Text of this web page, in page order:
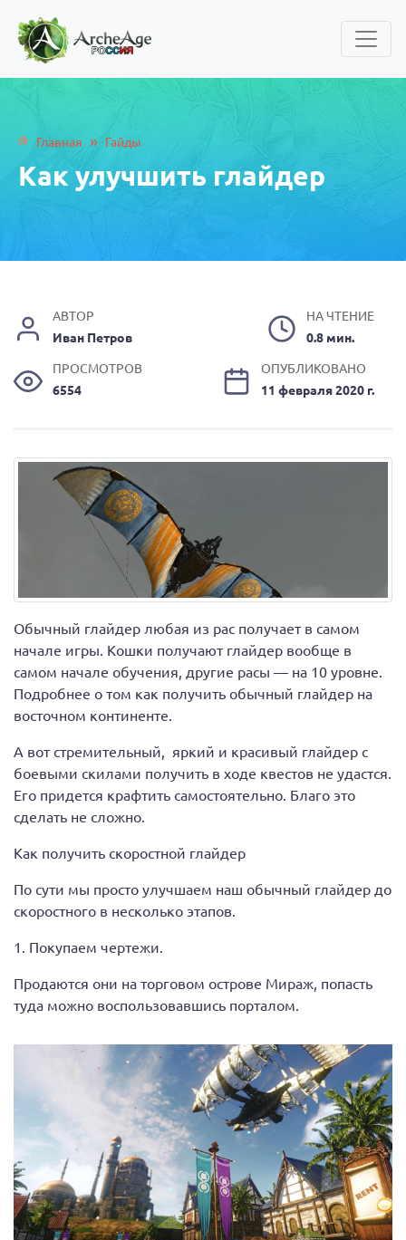
Главная » Гайды
Как улучшить глайдер
АВТОР
Иван Петров
НА ЧТЕНИЕ
0.8 мин.
ПРОСМОТРОВ
6554
ОПУБЛИКОВАНО
11 февраля 2020 г.
Обычный глайдер любая из рас получает в самом
начале игры. Кошки получают глайдер вообще в
самом начале обучения, другие расы — на 10 уровне.
Подробнее о том как получить обычный глайдер на
восточном континенте.
А вот стремительный, яркий и красивый глайдер с
боевыми скилами получить в ходе квестов не удастся.
Его придется крафтить самостоятельно. Благо это
сделать не сложно.
Как получить скоростной глайдер
По сути мы просто улучшаем наш обычный глайдер до
скоростного в несколько этапов.
1. Покупаем чертежи.
Продаются они на торговом острове Мираж, попасть
туда можно воспользовавшись порталом.